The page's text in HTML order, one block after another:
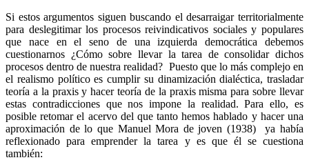
Si estos argumentos siguen buscando el desarraigar territorialmente
para deslegitimar los procesos reivindicativos sociales y populares
que nace en el seno de una izquierda democrática debemos
cuestionarnos ¿Cómo sobre llevar la tarea de consolidar dichos
procesos dentro de nuestra realidad? Puesto que lo más complejo en
el realismo político es cumplir su dinamización dialéctica, trasladar
teoría a la praxis y hacer teoría de la praxis misma para sobre llevar
estas contradicciones que nos impone la realidad. Para ello, es
posible retomar el acervo del que tanto hemos hablado y hacer una
aproximación de lo que Manuel Mora de joven (1938) ya había
reflexionado para emprender la tarea y es que él se cuestiona
también: